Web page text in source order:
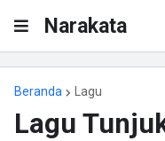
Narakata
Beranda Lagu
Lagu